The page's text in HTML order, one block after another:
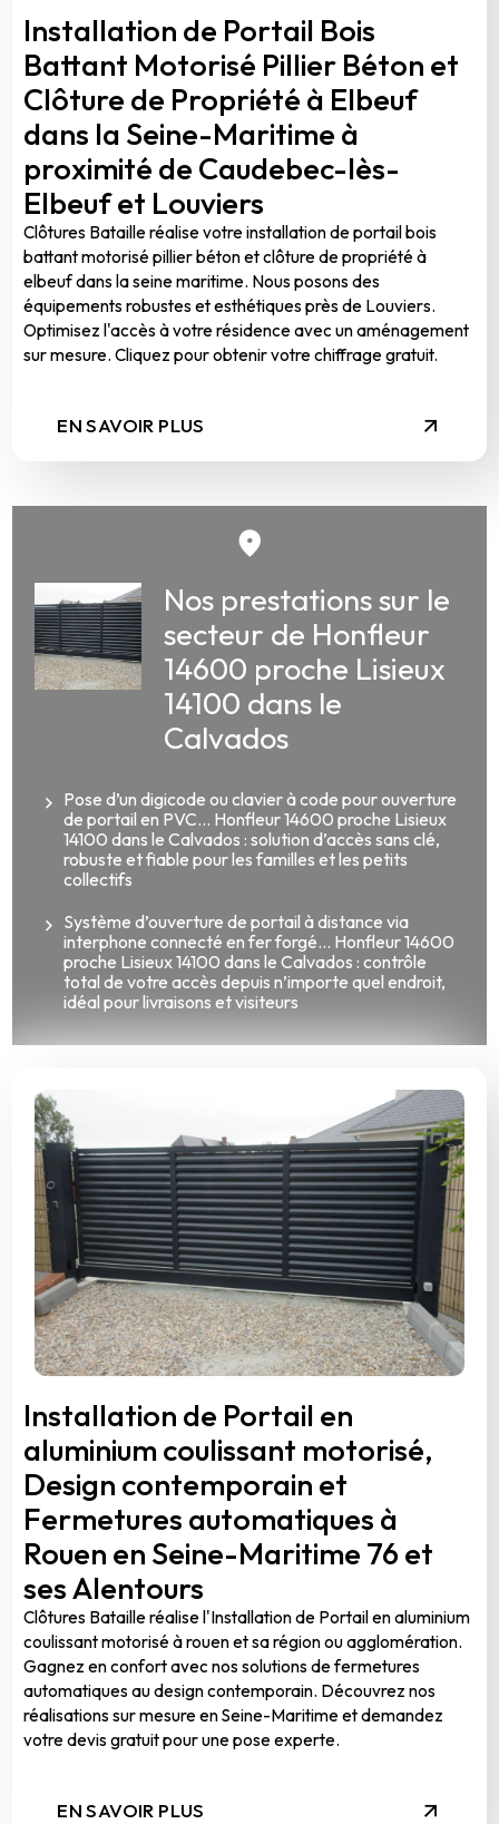
Installation de Portail Bois
Battant Motorisé Pillier Béton et
Clôture de Propriété à Elbeuf
dans la Seine-Maritime à
proximité de Caudebec-lès-
Elbeuf et Louviers
Clôtures Bataille réalise votre installation de portail bois
battant motorisé pillier béton et clôture de propriété à
elbeuf dans la seine maritime. Nous posons des
équipements robustes et esthétiques près de Louviers.
Optimisez l'accès à votre résidence avec un aménagement
sur mesure. Cliquez pour obtenir votre chiffrage gratuit.
EN SAVOIR PLUS
Nos prestations sur le
secteur de Honfleur
14600 proche Lisieux
14100 dans le
Calvados
Pose d’un digicode ou clavier à code pour ouverture
de portail en PVC... Honfleur 14600 proche Lisieux
14100 dans le Calvados : solution d’accès sans clé,
robuste et fiable pour les familles et les petits
collectifs
Système d’ouverture de portail à distance via
interphone connecté en fer forgé... Honfleur 14600
proche Lisieux 14100 dans le Calvados : contrôle
total de votre accès depuis n’importe quel endroit,
idéal pour livraisons et visiteurs
Installation de Portail en
aluminium coulissant motorisé,
Design contemporain et
Fermetures automatiques à
Rouen en Seine-Maritime 76 et
ses Alentours
Clôtures Bataille réalise l'Installation de Portail en aluminium
coulissant motorisé à rouen et sa région ou agglomération.
Gagnez en confort avec nos solutions de fermetures
automatiques au design contemporain. Découvrez nos
réalisations sur mesure en Seine-Maritime et demandez
votre devis gratuit pour une pose experte.
EN SAVOIR PLUS